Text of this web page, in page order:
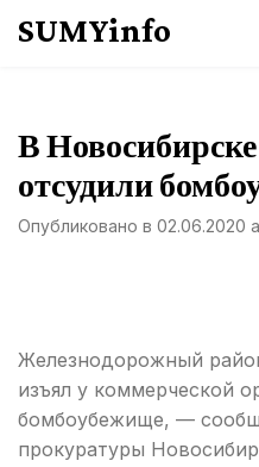
SUMYinfo
В
отсудили
Опубликовано в 02.06.2020
Железнодорожный
изъял у коммерческой
бомбоубежище, —
прокуратуры